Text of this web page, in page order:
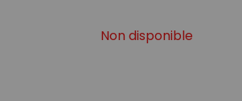
Non disponible